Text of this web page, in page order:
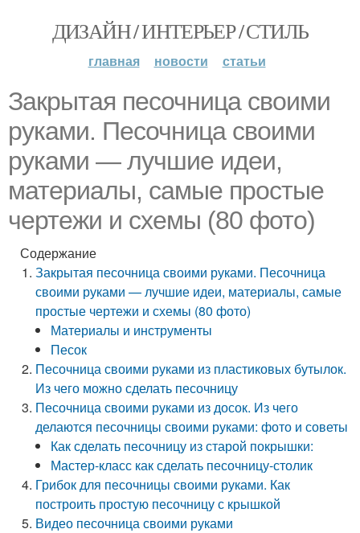
ДИЗАЙН / ИНТЕРЬЕР / СТИЛЬ
главная новости статьи
Закрытая песочница своими
руками. Песочница своими
руками — лучшие идеи,
материалы, самые простые
чертежи и схемы (80 фото)
Содержание
Закрытая песочница своими руками. Песочница
своими руками — лучшие идеи, материалы, самые
простые чертежи и схемы (80 фото)
Материалы и инструменты
Песок
Песочница своими руками из пластиковых бутылок.
Из чего можно сделать песочницу
Песочница своими руками из досок. Из чего
делаются песочницы своими руками: фото и советы
Как сделать песочницу из старой покрышки:
Мастер-класс как сделать песочницу-столик
Грибок для песочницы своими руками. Как
построить простую песочницу с крышкой
Видео песочница своими руками